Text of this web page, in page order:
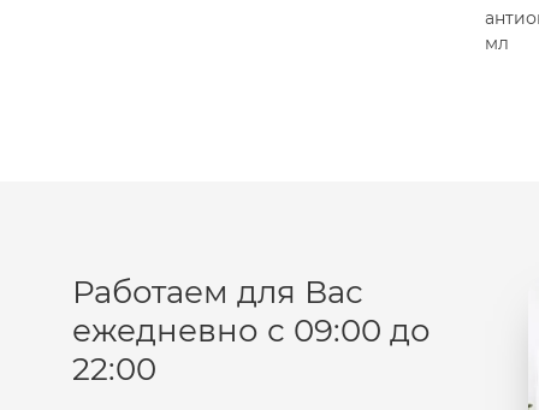
мл
Работаем для Вас
ежедневно с 09:00 до
22:00